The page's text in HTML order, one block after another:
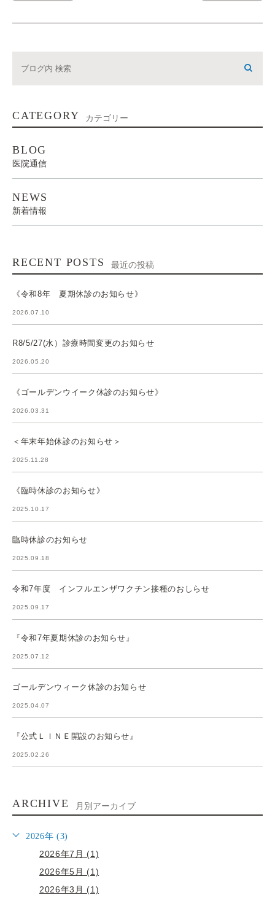
CATEGORY カテゴリー
BLOG
医院通信
NEWS
新着情報
RECENT POSTS 最近の投稿
《令和8年 夏期休診のお知らせ》
2026.07.10
R8/5/27(水）診療時間変更のお知らせ
2026.05.20
《ゴールデンウイーク休診のお知らせ》
2026.03.31
＜年末年始休診のお知らせ＞
2025.11.28
《臨時休診のお知らせ》
2025.10.17
臨時休診のお知らせ
2025.09.18
令和7年度 インフルエンザワクチン接種のおしらせ
2025.09.17
『令和7年夏期休診のお知らせ』
2025.07.12
ゴールデンウィーク休診のお知らせ
2025.04.07
『公式ＬＩＮＥ開設のお知らせ』
2025.02.26
ARCHIVE 月別アーカイブ
2026年 (3)
2026年7月 (1)
2026年5月 (1)
2026年3月 (1)